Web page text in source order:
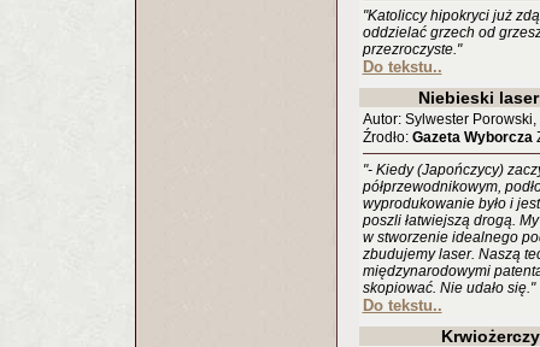
"Katoliccy hipokryci już
oddzielać grzech od
przezroczyste."
Do tekstu..
Niebieski
Autor: Sylwester
Źrodło: Gazeta Wyborcza
"- Kiedy (Japończycy)
półprzewodnikowym,
wyprodukowanie było i
poszli łatwiejszą drogą.
w stworzenie idealnego
zbudujemy laser. Naszą
międzynarodowymi
skopiować. Nie udało się."
Do tekstu..